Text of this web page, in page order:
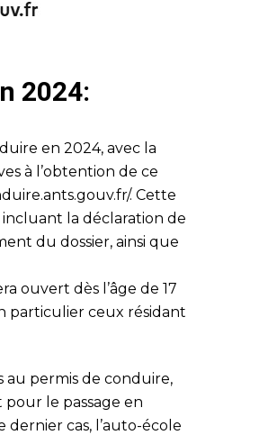
2024:
en 2024, avec la
à l’obtention de ce
. Cette
la déclaration de
du dossier, ainsi que
ouvert dès l’âge de 17
particulier ceux résidant
au permis de conduire,
pour le passage en
cas, l’auto-école